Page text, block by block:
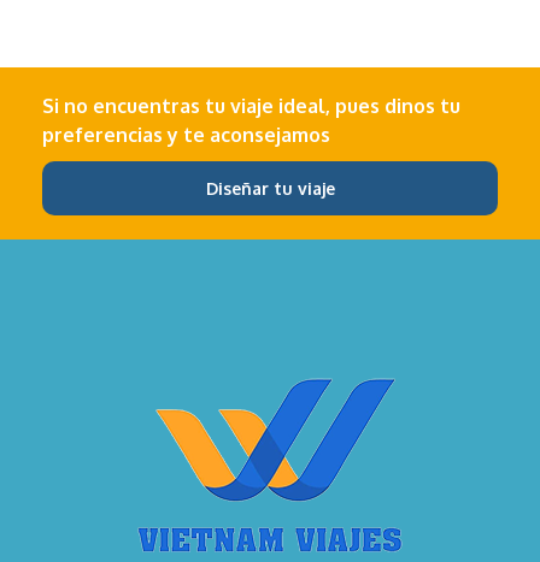
Si no encuentras tu viaje ideal, pues dinos tu
preferencias y te aconsejamos
Diseñar tu viaje